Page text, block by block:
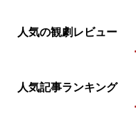
人気の観劇レビュー
人気記事ランキング